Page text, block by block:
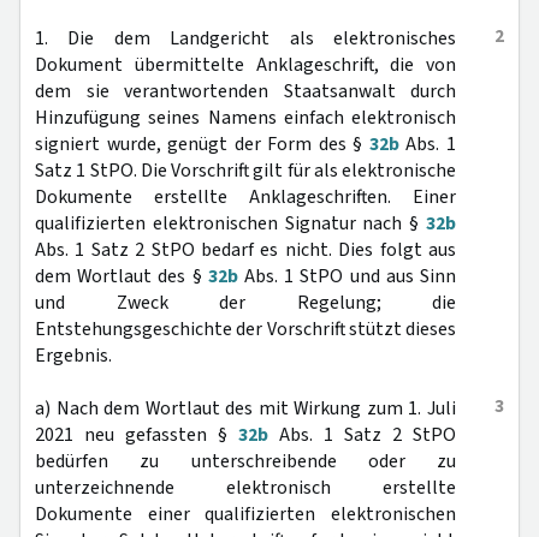
2
1. Die dem Landgericht als elektronisches
Dokument übermittelte Anklageschrift, die von
dem sie verantwortenden Staatsanwalt durch
Hinzufügung seines Namens einfach elektronisch
signiert wurde, genügt der Form des § 32bAbs. 1
Satz 1 StPO. Die Vorschrift gilt für als elektronische
Dokumente erstellte Anklageschriften. Einer
qualifizierten elektronischen Signatur nach § 32b
Abs. 1 Satz 2 StPO bedarf es nicht. Dies folgt aus
dem Wortlaut des § 32bAbs. 1 StPO und aus Sinn
und Zweck der Regelung; die
Entstehungsgeschichte der Vorschrift stützt dieses
Ergebnis.
3
a) Nach dem Wortlaut des mit Wirkung zum 1. Juli
2021 neu gefassten § 32b Abs. 1 Satz 2 StPO
bedürfen zu unterschreibende oder zu
unterzeichnende elektronisch erstellte
Dokumente einer qualifizierten elektronischen